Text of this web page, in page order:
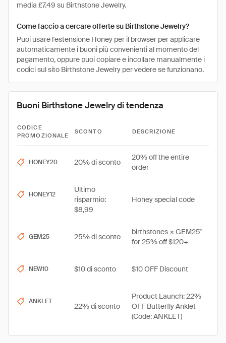
media £7.49 su Birthstone Jewelry.
Come faccio a cercare offerte su Birthstone Jewelry?
Puoi usare l'estensione Honey per il browser per applicare
automaticamente i buoni più convenienti al momento del
pagamento, oppure puoi copiare e incollare manualmente i
codici sul sito Birthstone Jewelry per vedere se funzionano.
Buoni Birthstone Jewelry di tendenza
CODICE
PROMOZIONALE
SCONTO DESCRIZIONE
HONEY20 20% di sconto
20% off the entire
order
HONEY12
Ultimo
risparmio:
$8,99
Honey special code
GEM25 25% di sconto
birthstones × GEM25"
for 25% off $120+
NEW10 $10 di sconto $10 OFF Discount
ANKLET
22% di sconto
Product Launch: 22%
OFF Butterfly Anklet
(Code: ANKLET)